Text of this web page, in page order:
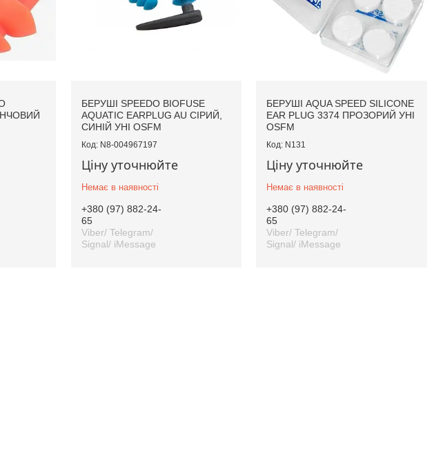
БЕРУШІ SPEEDO BIOFUSE
AQUATIC EARPLUG AU СІРИЙ,
СИНІЙ УНІ OSFM
N8-004967197
Ціну уточнюйте
Немає в наявності
+380 (97) 882-24-
65
Viber/ Telegram/
Signal/ iMessage
БЕРУШІ AQUA SPEED SILICONE
EAR PLUG 3374 ПРОЗОРИЙ УНІ
OSFM
N131
Ціну уточнюйте
Немає в наявності
+380 (97) 882-24-
65
Viber/ Telegram/
Signal/ iMessage